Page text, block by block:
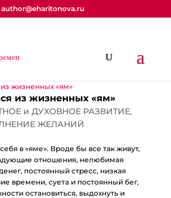
author@eharitonova.ru
из жизненных «ям»
и ДУХОВНОЕ РАЗВИТИЕ,
ЖЕЛАНИЙ
в «яме». Вроде бы все так живут,
отношения, нелюбимая
постоянный стресс, низкая
времени, суета и постоянный бег,
остановиться, выдохнуть и